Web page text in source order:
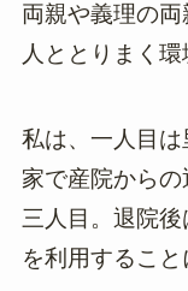
両親や義理の
人ととりまく環
私は、一人目
家で産院から
三人目。退院
を利用すること